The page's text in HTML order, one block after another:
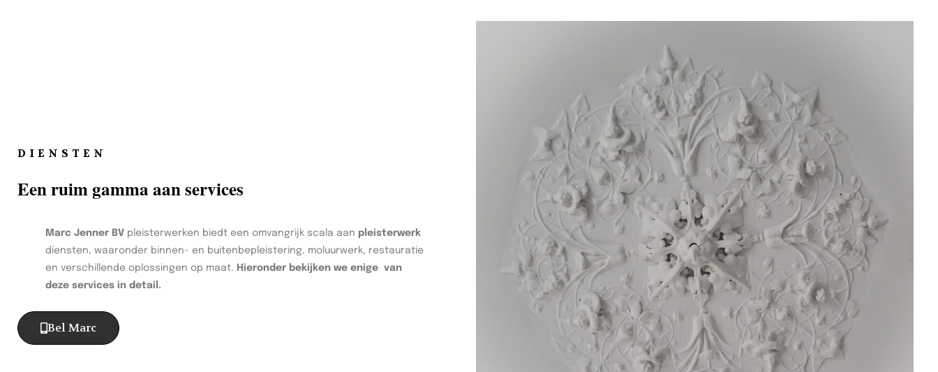
DIENSTEN
Een ruim gamma aan services
Marc Jenner BV pleisterwerken biedt een omvangrijk scala aan pleisterwerk
diensten, waaronder binnen- en buitenbepleistering, moluurwerk, restauratie
en verschillende oplossingen op maat. Hieronder bekijken we enige van
deze services in detail.
Bel Marc